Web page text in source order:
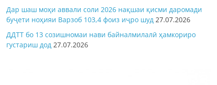
Дар шаш моҳи аввали соли 2026 нақшаи қисми даромади
буҷети ноҳияи Варзоб 103,4 фоиз иҷро шуд 27.07.2026
ДДТТ бо 13 созишномаи нави байналмилалӣ ҳамкориро
густариш дод 27.07.2026